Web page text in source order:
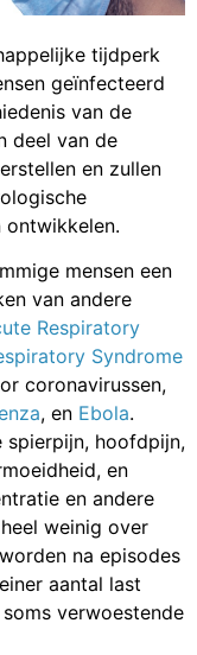
tijdperk
geïnfecteerd
van de
deel van de
en zullen
ontwikkelen.
mensen een
van andere
Respiratory
Syndrome
coronavirussen,
, en Ebola.
spierpijn, hoofdpijn,
en
en andere
weinig over
na episodes
aantal last
verwoestende